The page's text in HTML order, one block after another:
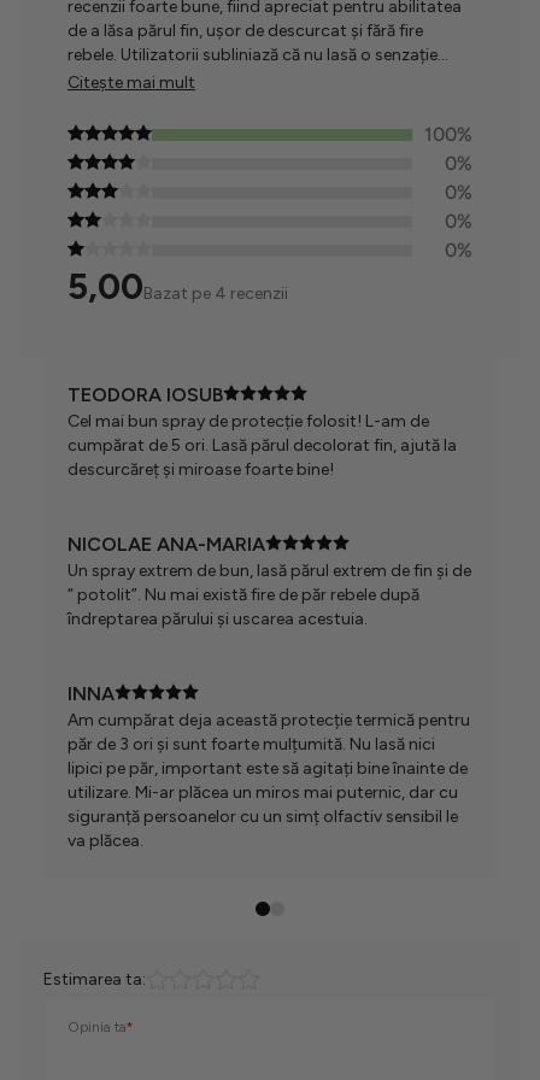
recenzii foarte bune, fiind apreciat pentru abilitatea
de a lăsa părul fin, ușor de descurcat și fără fire
rebele. Utilizatorii subliniază că nu lasă o senzație
lipicioasă și este ușor de aplicat, deși unii și-ar dori
considerat un produs eficient și util pentru
protejarea părului de deteriorare.
Citește mai mult
100%
0%
0%
0%
0%
5,00Bazat pe 4 recenzii
TEODORA IOSUB
Cel mai bun spray de protecție folosit! L-am de
cumpărat de 5 ori. Lasă părul decolorat fin, ajută la
descurcăreț și miroase foarte bine!
NICOLAE ANA-MARIA
Un spray extrem de bun, lasă părul extrem de fin și de
“ potolit”. Nu mai există fire de păr rebele după
îndreptarea părului și uscarea acestuia.
INNA
Am cumpărat deja această protecție termică pentru
păr de 3 ori și sunt foarte mulțumită. Nu lasă nici
lipici pe păr, important este să agitați bine înainte de
utilizare. Mi-ar plăcea un miros mai puternic, dar cu
siguranță persoanelor cu un simț olfactiv sensibil le
va plăcea.
Estimarea ta:
Opinia ta*